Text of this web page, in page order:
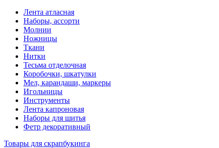
Лента атласная
Наборы, ассорти
Молнии
Ножницы
Ткани
Нитки
Тесьма отделочная
Коробочки, шкатулки
Мел, карандаши, маркеры
Игольницы
Инструменты
Лента капроновая
Наборы для шитья
Фетр декоративный
Товары для скрапбукинга